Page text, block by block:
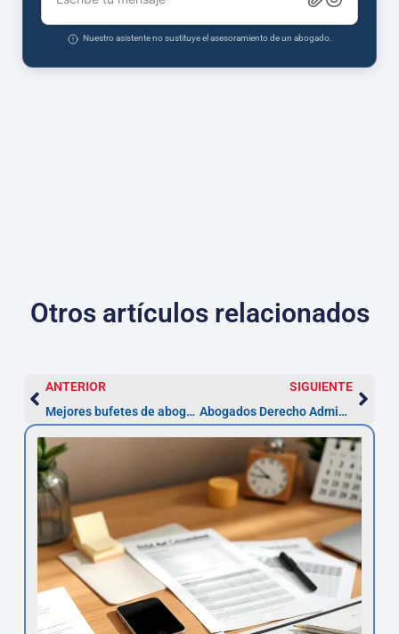
Nuestro asistente no sustituye el asesoramiento de un abogado.
Otros artículos relacionados
ANTERIOR
Mejores bufetes de abogados en Santander (2026)
SIGUIENTE
Abogados Derecho Administrativo en Castellón